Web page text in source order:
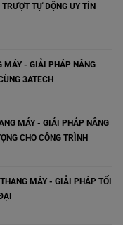
TỰ ĐỘNG UY TÍN
MÁY - GIẢI PHÁP NÂNG
3ATECH
MÁY - GIẢI PHÁP NÂNG
CHO CÔNG TRÌNH
MÁY - GIẢI PHÁP TỐI